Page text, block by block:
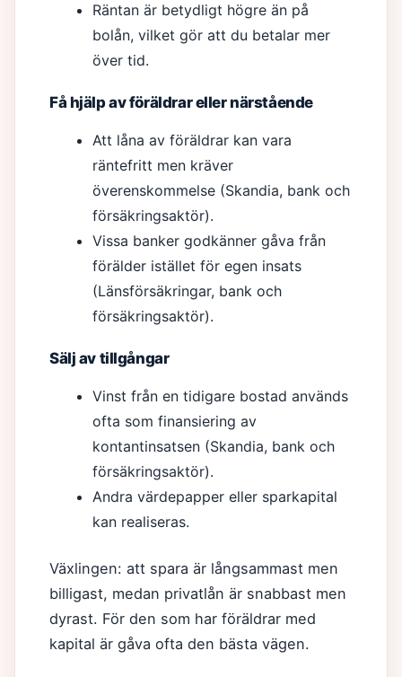
Räntan är betydligt högre än på
bolån, vilket gör att du betalar mer
över tid.
Få hjälp av föräldrar eller närstående
Att låna av föräldrar kan vara
räntefritt men kräver
överenskommelse (Skandia, bank och
försäkringsaktör).
Vissa banker godkänner gåva från
förälder istället för egen insats
(Länsförsäkringar, bank och
försäkringsaktör).
Sälj av tillgångar
Vinst från en tidigare bostad används
ofta som finansiering av
kontantinsatsen (Skandia, bank och
försäkringsaktör).
Andra värdepapper eller sparkapital
kan realiseras.
Växlingen: att spara är långsammast men
billigast, medan privatlån är snabbast men
dyrast. För den som har föräldrar med
kapital är gåva ofta den bästa vägen.